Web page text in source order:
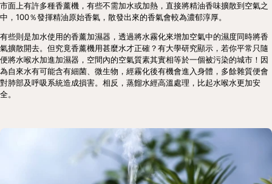
市面上有許多種香薰機，有些不需加水或加熱，直接將精油香味擴散到空氣之
中，100％發揮精油原始香氣，散發出來的香氣會較為濃郁淳厚。
有些則是加水使用的香薰加濕器，透過將水霧化來增加空氣中的濕度同時將香
氣擴散開去。但究竟香薰機用甚麼水才正確？有大學研究顯示，若你平常只隨
便將水喉水加進加濕器，空間內的空氣質素其實相等於一個被污染的城市！因
為自來水有可能含有細菌、微生物，經霧化後有機會進入身體，多餘雜質便會
對肺部及呼吸系統造成損害。相反，蒸餾水經高溫處理，比起水喉水更加安
全。